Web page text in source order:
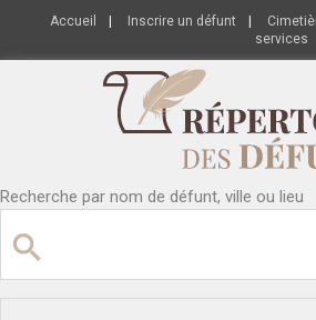
Accueil Inscrire un défunt
services
Recherche par nom de défunt, ville ou lieu